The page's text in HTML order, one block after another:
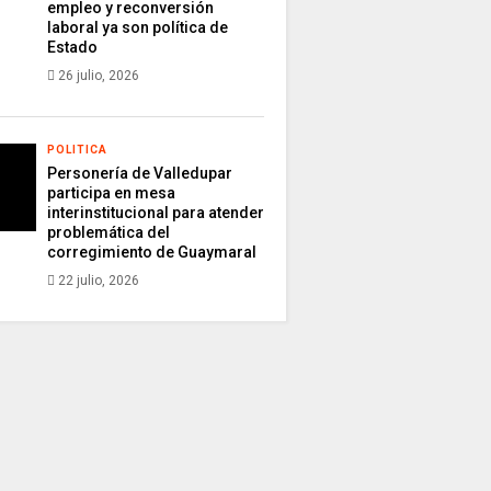
empleo y reconversión
laboral ya son política de
Estado
26 julio, 2026
POLITICA
Personería de Valledupar
participa en mesa
interinstitucional para atender
problemática del
corregimiento de Guaymaral
22 julio, 2026